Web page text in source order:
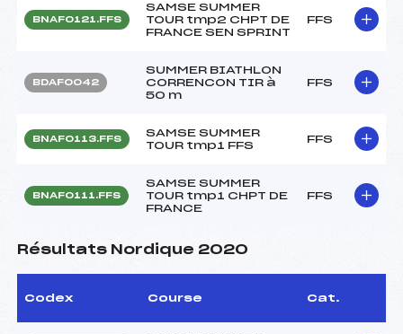
BNAF0121.FFS
SAMSE SUMMER
TOUR tmp2 CHPT DE
FRANCE SEN SPRINT
FFS
BDAF0042
SUMMER BIATHLON
CORRENCON TIR à
50 m
FFS
BNAF0113.FFS
SAMSE SUMMER
TOUR tmp1 FFS
FFS
BNAF0111.FFS
SAMSE SUMMER
TOUR tmp1 CHPT DE
FRANCE
FFS
Résultats Nordique 2020
Codex Course Cat.